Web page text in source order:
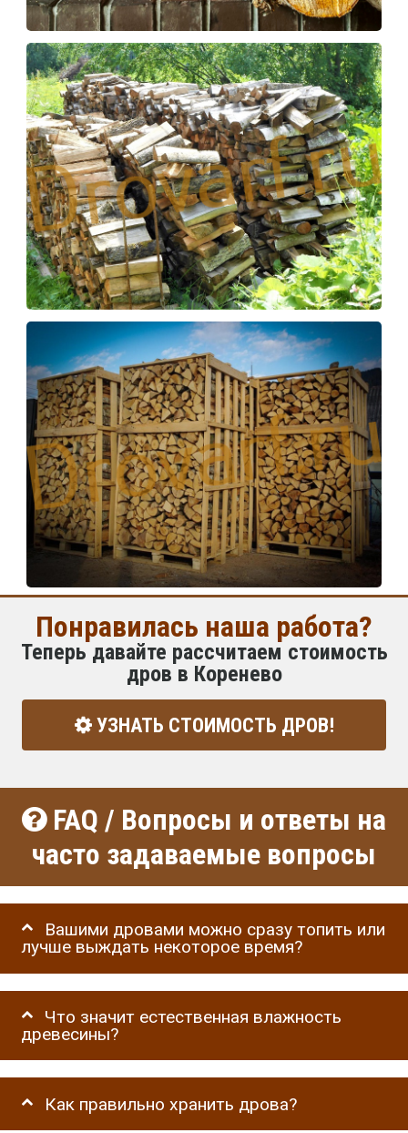
Понравилась наша работа?
Теперь давайте рассчитаем стоимость
дров в Коренево
УЗНАТЬ СТОИМОСТЬ ДРОВ!
FAQ / Вопросы и ответы на
часто задаваемые вопросы
Вашими дровами можно сразу топить или
лучше выждать некоторое время?
Что значит естественная влажность
древесины?
Как правильно хранить дрова?